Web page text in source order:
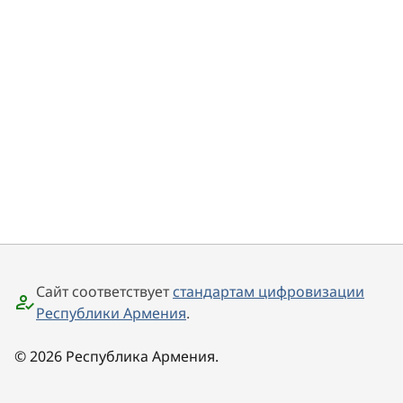
Сайт соответствуетстандартам цифровизации
Республики Армения.
© 2026 Республика Армения.